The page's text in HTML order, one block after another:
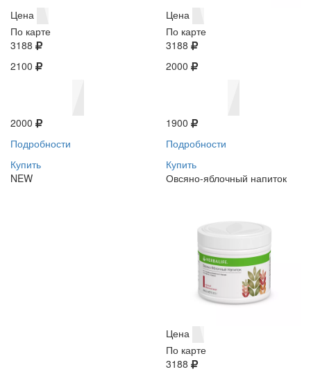
Цена
По карте
3188
2100
2000
Подробности
Купить
NEW
Цена
По карте
3188
2000
1900
Подробности
Купить
Овсяно-яблочный напиток
Цена
По карте
3188